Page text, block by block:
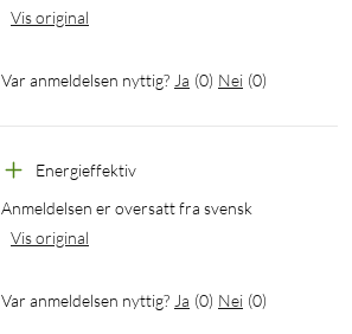
Vis original
Var anmeldelsen nyttig? Ja (0) Nei (0)
Energieffektiv
Anmeldelsen er oversatt fra svensk
Vis original
Var anmeldelsen nyttig? Ja (0) Nei (0)